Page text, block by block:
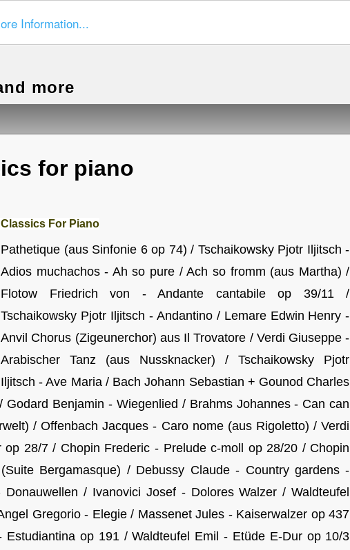
Information...
more
for piano
For Piano
Pathetique (aus Sinfonie 6 op 74) / Tschaikowsky Pjotr Iljitsch -
Adios muchachos - Ah so pure / Ach so fromm (aus Martha) /
Flotow Friedrich von - Andante cantabile op 39/11 /
Tschaikowsky Pjotr Iljitsch - Andantino / Lemare Edwin Henry -
Anvil Chorus (Zigeunerchor) aus Il Trovatore / Verdi Giuseppe -
Arabischer Tanz (aus Nussknacker) / Tschaikowsky Pjotr
Iljitsch - Ave Maria / Bach Johann Sebastian + Gounod Charles
Godard Benjamin - Wiegenlied / Brahms Johannes - Can can
/ Offenbach Jacques - Caro nome (aus Rigoletto) / Verdi
op 28/7 / Chopin Frederic - Prelude c-moll op 28/20 / Chopin
Bergamasque) / Debussy Claude - Country gardens -
/ Ivanovici Josef - Dolores Walzer / Waldteufel
Gregorio - Elegie / Massenet Jules - Kaiserwalzer op 437
Estudiantina op 191 / Waldteufel Emil - Etüde E-Dur op 10/3